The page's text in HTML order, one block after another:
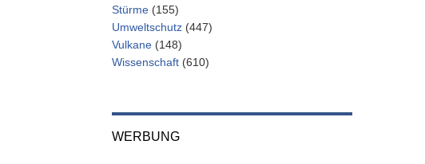
Stürme (155)
Umweltschutz (447)
Vulkane (148)
Wissenschaft (610)
WERBUNG